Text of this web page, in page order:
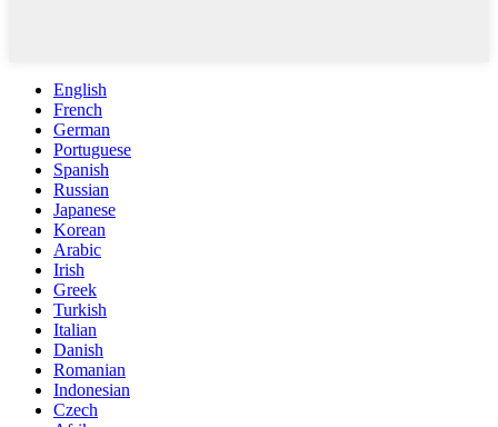
English
French
German
Portuguese
Spanish
Russian
Japanese
Korean
Arabic
Irish
Greek
Turkish
Italian
Danish
Romanian
Indonesian
Czech